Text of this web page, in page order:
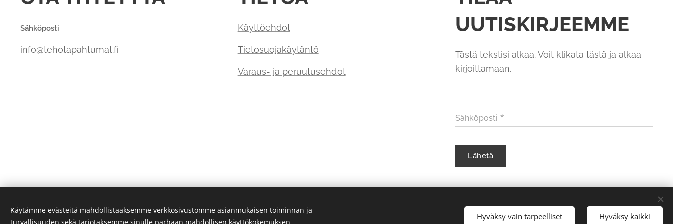
Sähköposti
info@tehotapahtumat.fi
Käyttöehdot
Tietosuojakäytäntö
Varaus- ja peruutusehdot
UUTISKIRJEEMME
Tästä tekstisi alkaa. Voit klikata tästä ja alkaa
kirjoittamaan.
Sähköposti
Lähetä
Käytämme evästeitä mahdollistaaksemme verkkosivustomme asianmukaisen toiminnan ja
Hyväksy vain tarpeelliset Hyväksy kaikki